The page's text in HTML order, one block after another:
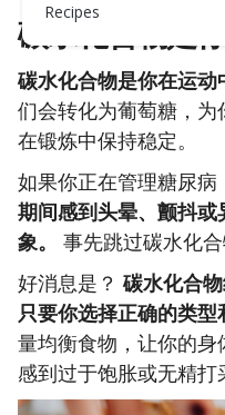
Recipes
碳水化合物是你
碳水化合物是你在运动
们会转化为葡萄糖，
在锻炼中保持稳定。
如果你正在管理糖尿病
期间感到头晕、颤抖或
象。
事先跳过碳水化合
好消息是？ 碳水化合
只要你选择正确的类型
量均衡食物，让你的
感到过于饱胀或无精打